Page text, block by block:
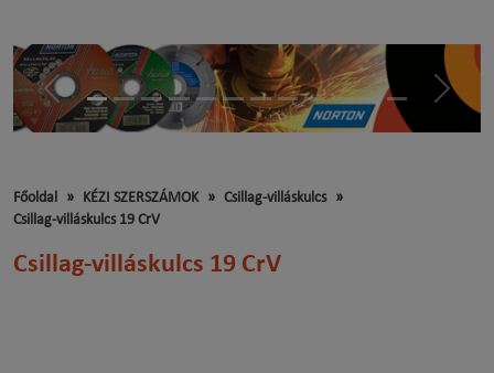
Előző
Főoldal KÉZI SZERSZÁMOK
Csillag-villáskulcs
Csillag-villáskulcs 19 CrV
Csillag-villáskulcs 19 CrV